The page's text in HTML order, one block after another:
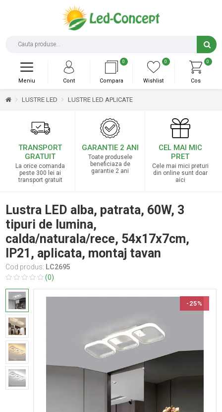
0
Cos
0
Wishlist
0
Compara
Cont
Meniu
LUSTRE LED LUSTRE LED APLICATE
TRANSPORT
GRATUIT
La orice comanda
peste 300 lei ai
transport gratuit
GARANTIE 2 ANI
Toate produsele
beneficiaza de
garantie 2 ani
CEL MAI MIC
PRET
Cele mai mici preturi
din online sunt doar
aici
Lustra LED alba, patrata, 60W, 3
tipuri de lumina,
calda/naturala/rece, 54x17x7cm,
IP21, aplicata, montaj tavan
Cod produs: LC2695
(0)
-25%